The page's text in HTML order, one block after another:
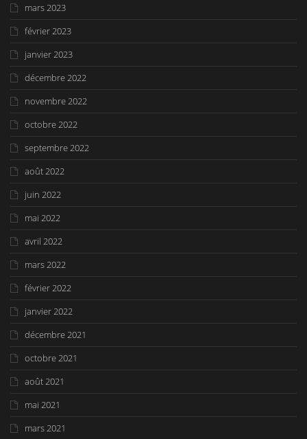
mars 2023
février 2023
janvier 2023
décembre 2022
novembre 2022
octobre 2022
septembre 2022
août 2022
juin 2022
mai 2022
avril 2022
mars 2022
février 2022
janvier 2022
décembre 2021
octobre 2021
août 2021
mai 2021
mars 2021